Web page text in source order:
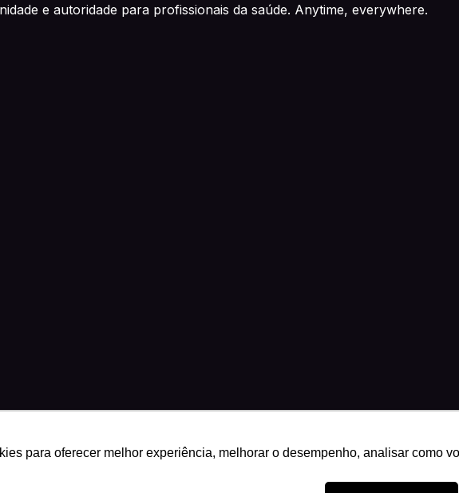
para oferecer melhor experiência, melhorar o desempenho, analisar como
e autoridade para profissionais da saúde. Anytime, everywhere.